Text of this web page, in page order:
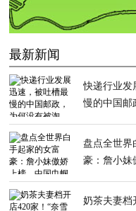
最新新闻
快递行业发
慢的中国邮
盘点全世界
豪：詹小妹
奶茶夫妻档